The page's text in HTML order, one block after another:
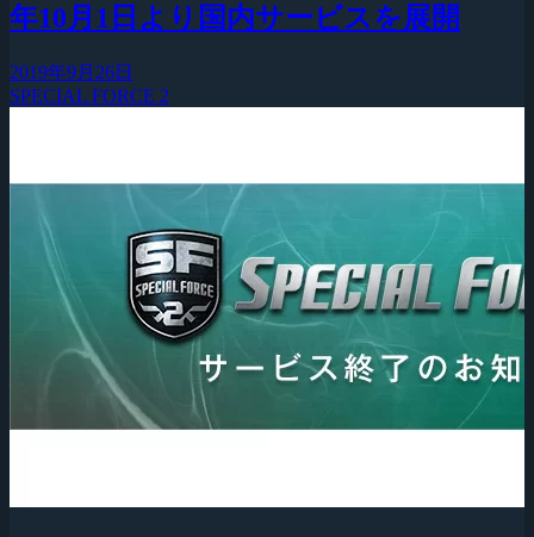
年10月1日より国内サービスを展開
2019年9月26日
SPECIAL FORCE 2